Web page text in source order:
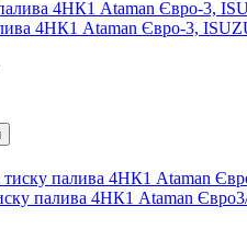
4НК1 Ataman Євро-3,
палива 4НК1 Ataman